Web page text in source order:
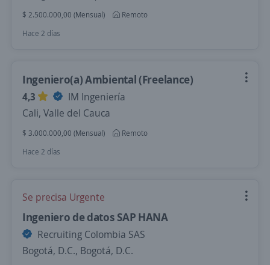
$ 2.500.000,00 (Mensual)
Remoto
Hace 2 días
Ingeniero(a) Ambiental (Freelance)
4,3
IM Ingeniería
Cali, Valle del Cauca
$ 3.000.000,00 (Mensual)
Remoto
Hace 2 días
Se precisa Urgente
Ingeniero de datos SAP HANA
Recruiting Colombia SAS
Bogotá, D.C., Bogotá, D.C.